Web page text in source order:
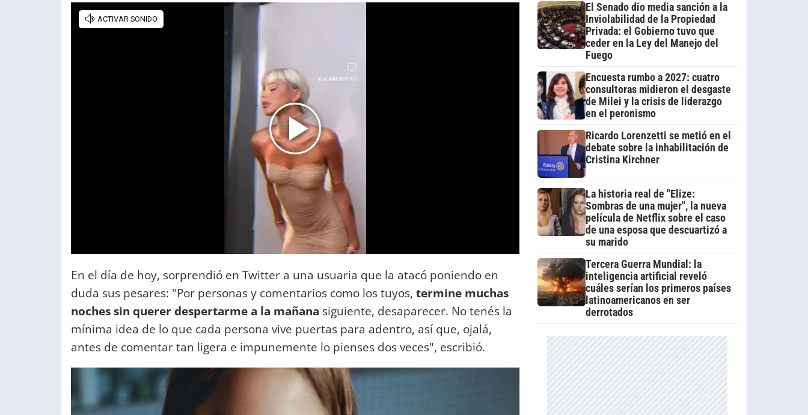
En el día de hoy, sorprendió en Twitter a una usuaria que la atacó poniendo en
duda sus pesares: "Por personas y comentarios como los tuyos, termine muchas
noches sin querer despertarme a la mañana siguiente, desaparecer. No tenés la
mínima idea de lo que cada persona vive puertas para adentro, así que, ojalá,
antes de comentar tan ligera e impunemente lo pienses dos veces", escribió.
El Senado dio media sanción a la
Inviolabilidad de la Propiedad
Privada: el Gobierno tuvo que
ceder en la Ley del Manejo del
Fuego
Encuesta rumbo a 2027: cuatro
consultoras midieron el desgaste
de Milei y la crisis de liderazgo
en el peronismo
Ricardo Lorenzetti se metió en el
debate sobre la inhabilitación de
Cristina Kirchner
La historia real de "Elize:
Sombras de una mujer", la nueva
película de Netflix sobre el caso
de una esposa que descuartizó a
su marido
Tercera Guerra Mundial: la
inteligencia artificial reveló
cuáles serían los primeros países
latinoamericanos en ser
derrotados